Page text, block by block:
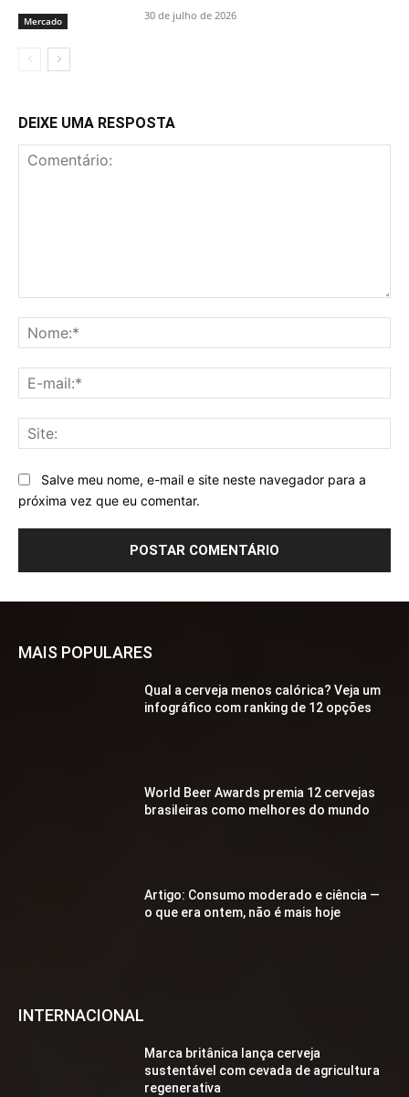
Mercado 30 de julho de 2026
DEIXE UMA RESPOSTA
Salve meu nome, e-mail e site neste navegador para a
próxima vez que eu comentar.
MAIS POPULARES
Qual a cerveja menos calórica? Veja um
infográfico com ranking de 12 opções
World Beer Awards premia 12 cervejas
brasileiras como melhores do mundo
Artigo: Consumo moderado e ciência —
o que era ontem, não é mais hoje
INTERNACIONAL
Marca britânica lança cerveja
sustentável com cevada de agricultura
regenerativa